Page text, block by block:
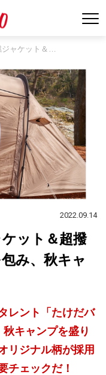
ジャケット＆…
2022.09.14
ケット＆超撥
み、秋キャ
レント「たけだバ
キャンプを盛り
リジナル柄が採用
チェックだ！